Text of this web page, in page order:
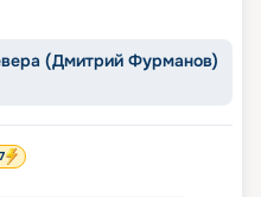
(Дмитрий Фурманов)